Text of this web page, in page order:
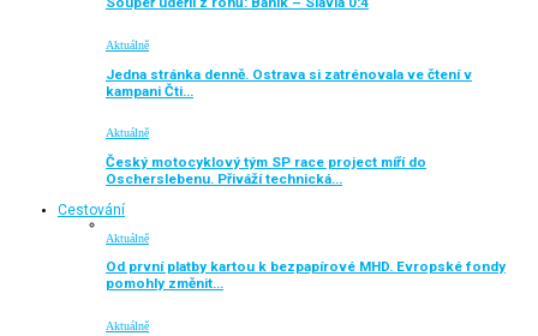
Aktuálně
Jedna stránka denně. Ostrava si zatrénovala ve čtení v
kampani Čti…
Aktuálně
Český motocyklový tým SP race project míří do
Oscherslebenu. Přiváží technická…
Cestování
Aktuálně
Od první platby kartou k bezpapírové MHD. Evropské fondy
pomohly změnit…
Aktuálně